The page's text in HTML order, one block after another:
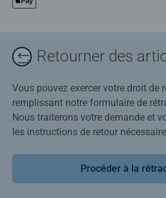
Retourner des
Vous pouvez exercer votre droit de
remplissant notre formulaire de
Nous traiterons votre demande et
les instructions de retour
Procéder à la